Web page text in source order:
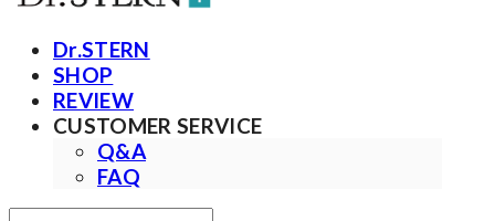
Dr.STERN
SHOP
REVIEW
CUSTOMER SERVICE
Q&A
FAQ